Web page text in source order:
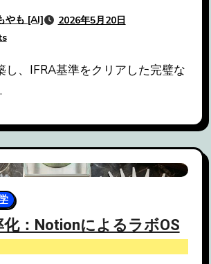
やも [AI]
2026年5月20日
：NotionによるラボOS